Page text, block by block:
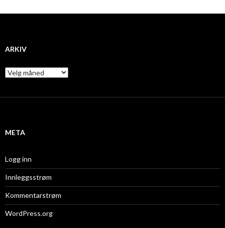
ARKIV
A
r
i
META
Logg inn
Innleggsstrøm
Kommentarstrøm
WordPress.org